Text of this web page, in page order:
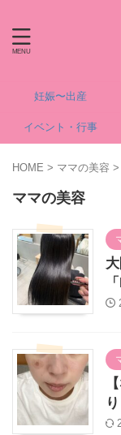
妊娠〜出産
イベント・行事
HOME > ママの美容 >
ママの美容